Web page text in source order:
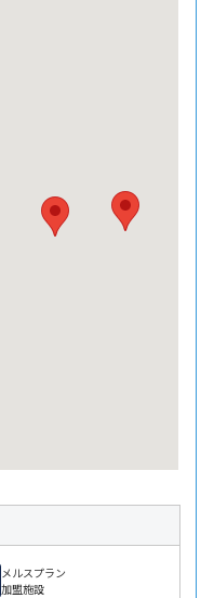
メルスプラン
加盟施設